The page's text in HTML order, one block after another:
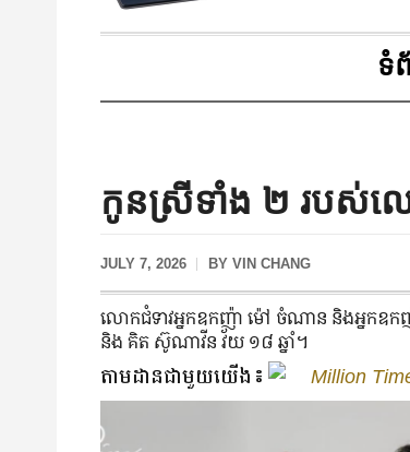
ទំ
កូនស្រីទាំង ២ របស់ល
JULY 7, 2026 BY VIN CHANG
លោកជំទាវអ្នកឧកញ៉ា ម៉ៅ ចំណាន និង​អ្នក​ឧកញ៉
និង គិត ស៊ូណាវីន វ័យ ១៨ ឆ្នាំ។
តាមដានជាមួយយើង៖ Million